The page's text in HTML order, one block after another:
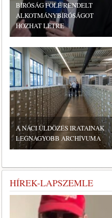
BÍRÓSÁG FÖLÉ RENDELT
ALKOTMÁNYBÍRÓSÁGOT
HOZHAT LÉTRE
A NÁCI ÜLDÖZÉS IRATAINAK
LEGNAGYOBB ARCHÍVUMA
HÍREK-LAPSZEMLE